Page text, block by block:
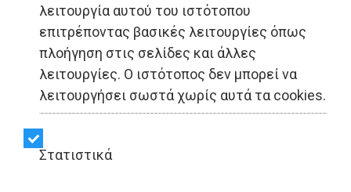
λειτουργία αυτού του ιστότοπου
επιτρέποντας βασικές λειτουργίες όπως
πλοήγηση στις σελίδες και άλλες
λειτουργίες. Ο ιστότοπος δεν μπορεί να
λειτουργήσει σωστά χωρίς αυτά τα cookies.
Στατιστικά
ΟΙΚΟΝΟΜΙΑ - Αθήνα
Η THEON εξαγόρασε το
100% της Γερμανικής
Kappa Optronics GmbH